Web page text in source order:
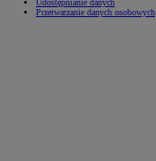
Udostępnianie danych
Przetwarzanie danych osobowych